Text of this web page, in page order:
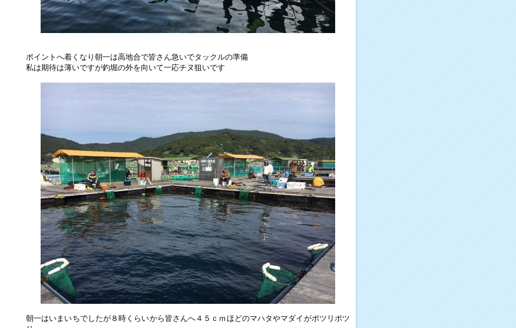
ポイントへ着くなり朝一は高地合で皆さん急いでタックルの準備
私は期待は薄いですが釣堀の外を向いて一応チヌ狙いです
朝一はいまいちでしたが８時くらいから皆さんへ４５ｃｍほどのマハタやマダイがポツリポツ